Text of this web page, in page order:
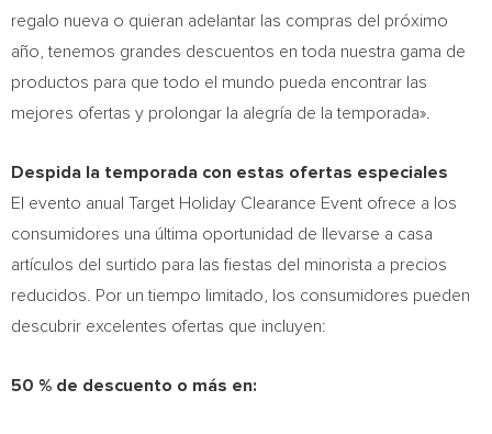
regalo nueva o quieran adelantar las compras del próximo
año, tenemos grandes descuentos en toda nuestra gama de
productos para que todo el mundo pueda encontrar las
mejores ofertas y prolongar la alegría de la temporada».
Despida la temporada con estas ofertas especiales
El evento anual Target Holiday Clearance Event ofrece a los
consumidores una última oportunidad de llevarse a casa
artículos del surtido para las fiestas del minorista a precios
reducidos. Por un tiempo limitado, los consumidores pueden
descubrir excelentes ofertas que incluyen:
50 % de descuento o más en: